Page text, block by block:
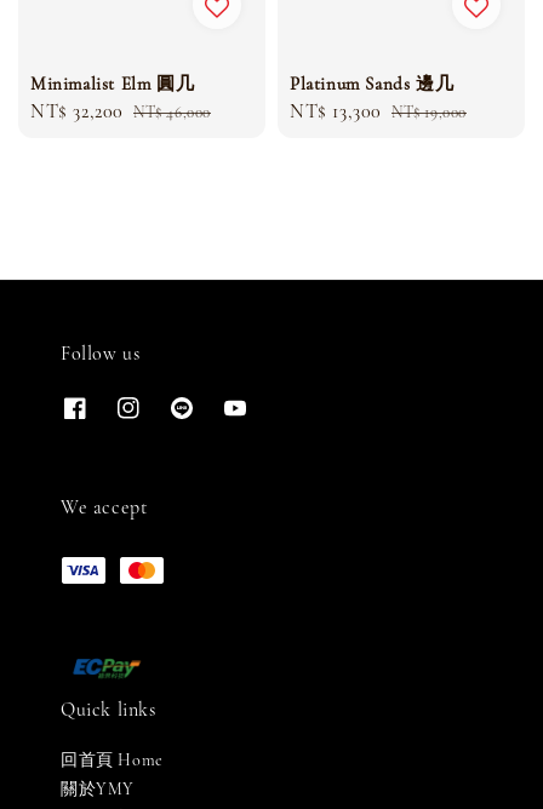
Minimalist Elm 圓几
Sale
NT$ 32,200 Regular
NT$ 46,000
Platinum Sands 邊几
Sale
NT$ 13,300 Regular
NT$ 19,000
Follow us
We accept
Quick links
回首頁 Home
關於YMY